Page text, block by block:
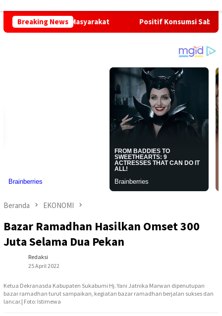
Breaking News
Masyarakat Positif Konsumsi Sabu, Oknum
Beranda EKONOMI
Bazar Ramadhan Hasilkan Omset 300
Juta Selama Dua Pekan
Redaksi
25 April 2022
Ketua Dekranasda Kabupaten Sukabumi Hj. Yani Jatnika Marwan dipenutupan
bazar ramadhan turut sampaikan, kegiatan bazar ramadhan berjalan sukses dan
lancar.| Foto: Istimewa